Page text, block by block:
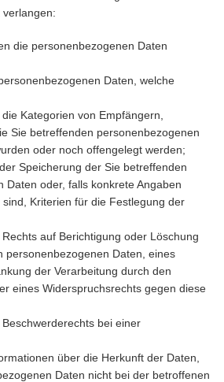
verlangen:
die personenbezogenen Daten
Daten, welche
Kategorien von Empfängern,
Sie betreffenden personenbezogenen
oder noch offengelegt werden;
Speicherung der Sie betreffenden
Daten oder, falls konkrete Angaben
Kriterien für die Festlegung der
auf Berichtigung oder Löschung
personenbezogenen Daten, eines
der Verarbeitung durch den
eines Widerspruchsrechts gegen diese
bei einer
über die Herkunft der Daten,
Daten nicht bei der betroffenen